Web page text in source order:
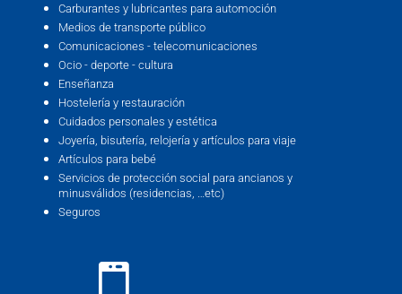
Carburantes y lubricantes para automoción
Medios de transporte público
Comunicaciones - telecomunicaciones
Ocio - deporte - cultura
Enseñanza
Hostelería y restauración
Cuidados personales y estética
Joyería, bisutería, relojería y artículos para viaje
Artículos para bebé
Servicios de protección social para ancianos y
minusválidos (residencias, …etc)
Seguros